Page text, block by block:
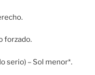
forzado.
serio) – Sol menor*.